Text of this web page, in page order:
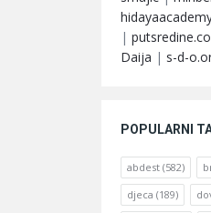
|
Daija | s-d-
POPULARNI
abdest (582)
djeca (189)